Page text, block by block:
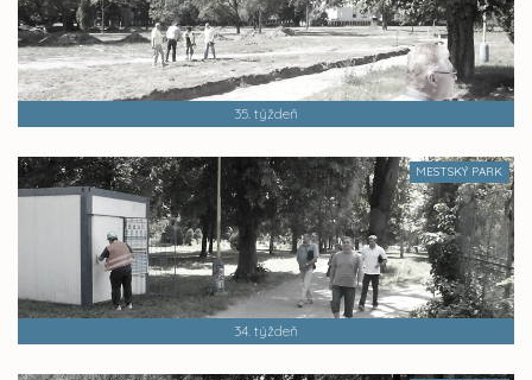
35. týždeň
MESTSKÝ PARK
34. týždeň